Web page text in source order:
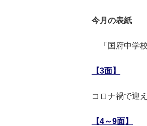
今月の表紙
「国府中学校
【3面】
コロナ禍で迎
【4～9面】